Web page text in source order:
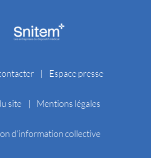
Espace presse
site Mentions légales
d’information collective